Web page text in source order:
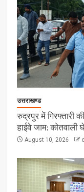
उत्तराखण्ड
रुद्रपुर में गिरफ्तारी
हाईवे जाम; कोतवाली
August 10, 2026